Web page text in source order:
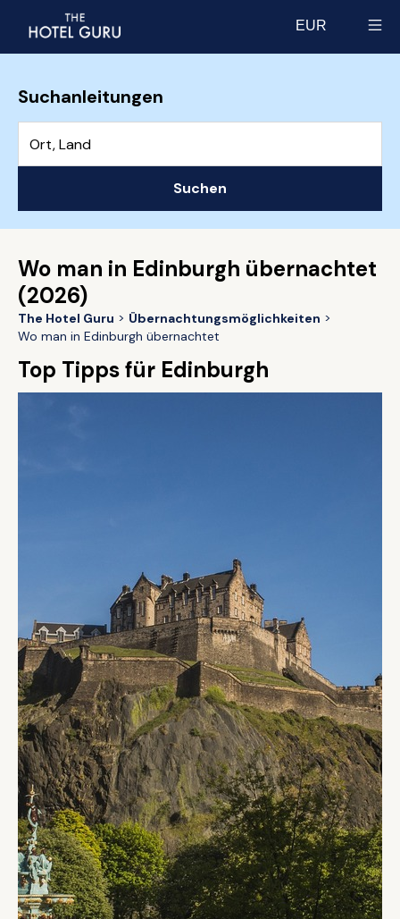
EUR
Suchanleitungen
Suchen
Wo man in Edinburgh übernachtet
(2026)
The Hotel Guru
Übernachtungsmöglichkeiten
Wo man in Edinburgh übernachtet
Top Tipps für Edinburgh